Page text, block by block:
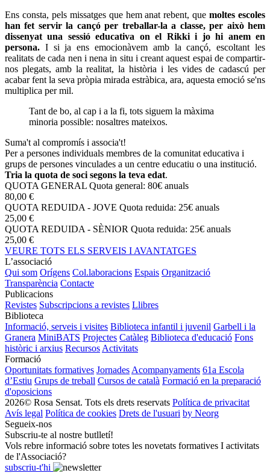
Ens consta, pels missatges que hem anat rebent, que moltes escoles
han fet servir la cançó per treballar-la a classe, per això hem
dissenyat una sessió educativa on el Rikkii jo hi anem en
persona. I si ja ens emocionàvem amb la cançó, escoltant les
realitats de cada nen i nena in situ i creant aquest espai de compartir-
nos plegats, amb la realitat, la història i les vides de cadascú per
acabar fent la seva pròpia mirada estràbica, ara, aquesta emoció se'ns
multiplica per mil.
Tant de bo, al cap i a la fi, tots siguem la màxima
minoria possible: nosaltres mateixos.
Suma't al compromís i associa't!
Per a persones individuals membres de la comunitat educativa i
grups de persones vinculades a un centre educatiu o una institució.
Tria la quota de soci segons la teva edat.
QUOTA GENERAL Quota general: 80€ anuals
80,00 €
QUOTA REDUIDA - JOVE Quota reduida: 25€ anuals
25,00 €
QUOTA REDUIDA - SÈNIOR Quota reduida: 25€ anuals
25,00 €
VEURE TOTS ELS SERVEIS I AVANTATGES
L’associació
Qui som Orígens Col.laboracions Espais Organització
Transparència Contacte
Publicacions
Revistes Subscripcions a revistes Llibres
Biblioteca
Informació, serveis i visites Biblioteca infantil i juvenil Garbell i la
Granera MiniBATS Projectes Catàleg Biblioteca d'educació Fons
històric i arxius Recursos Activitats
Formació
Oportunitats formatives Jornades Acompanyaments 61a Escola
d’Estiu Grups de treball Cursos de català Formació en la preparació
d'oposicions
2026© Rosa Sensat. Tots els drets reservats Política de privacitat
Avís legal Política de cookies Drets de l'usuari by Neorg
Segueix-nos
Subscriu-te al nostre butlletí!
Vols rebre informació sobre totes les novetats formatives I activitats
de l'Associació?
subscriu-t'hi